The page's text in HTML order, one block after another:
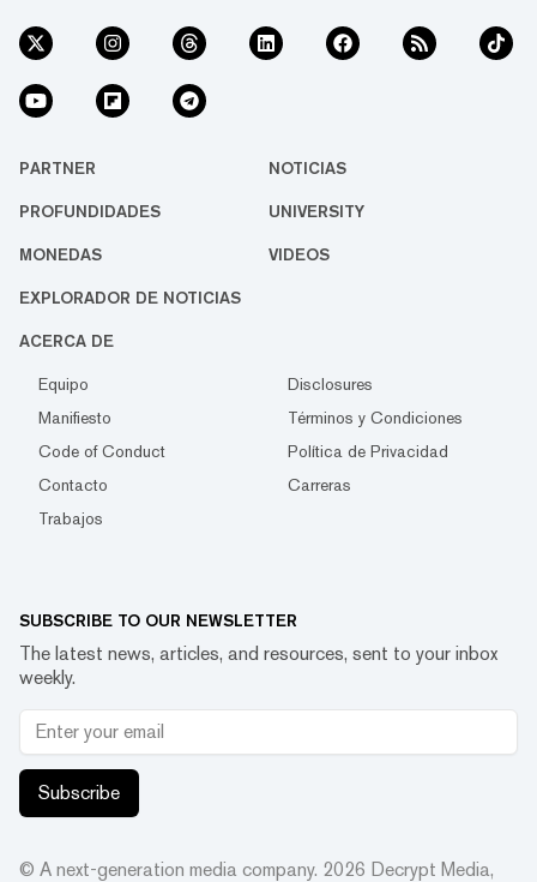
PARTNER NOTICIAS
PROFUNDIDADES UNIVERSITY
MONEDAS VIDEOS
EXPLORADOR DE NOTICIAS
ACERCA DE
Equipo
Disclosures
Manifiesto
Términos y Condiciones
Code of Conduct
Política de Privacidad
Contacto
Carreras
Trabajos
SUBSCRIBE TO OUR NEWSLETTER
The latest news, articles, and resources, sent to your inbox
weekly.
Subscribe
© A next-generation media company. 2026 Decrypt Media,